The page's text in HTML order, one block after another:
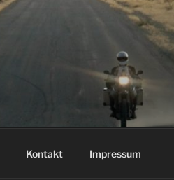
Kontakt Impressum